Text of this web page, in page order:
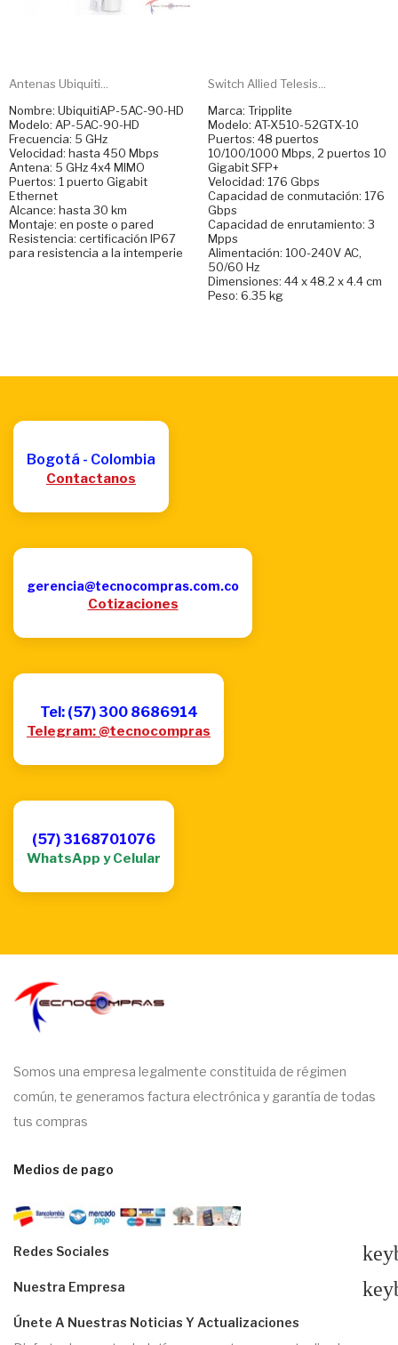
Antenas Ubiquiti...
Nombre: UbiquitiAP-5AC-90-HD
Modelo: AP-5AC-90-HD
Frecuencia: 5 GHz
Velocidad: hasta 450 Mbps
Antena: 5 GHz 4x4 MIMO
Puertos: 1 puerto Gigabit
Ethernet
Alcance: hasta 30 km
Montaje: en poste o pared
Resistencia: certificación IP67
para resistencia a la intemperie
Switch Allied Telesis...
Marca: Tripplite
Modelo: AT-X510-52GTX-10
Puertos: 48 puertos
10/100/1000 Mbps, 2 puertos 10
Gigabit SFP+
Velocidad: 176 Gbps
Capacidad de conmutación: 176
Gbps
Capacidad de enrutamiento: 3
Mpps
Alimentación: 100-240V AC,
50/60 Hz
Dimensiones: 44 x 48.2 x 4.4 cm
Peso: 6.35 kg
Bogotá - Colombia
Contactanos
gerencia@tecnocompras.com.co
Cotizaciones
Tel: (57) 300 8686914
Telegram: @tecnocompras
(57) 3168701076
WhatsApp y Celular
Somos una empresa legalmente constituida de régimen
común, te generamos factura electrónica y garantía de todas
tus compras
Medios de pago
Redes Sociales
Nuestra Empresa
Únete A Nuestras Noticias Y Actualizaciones